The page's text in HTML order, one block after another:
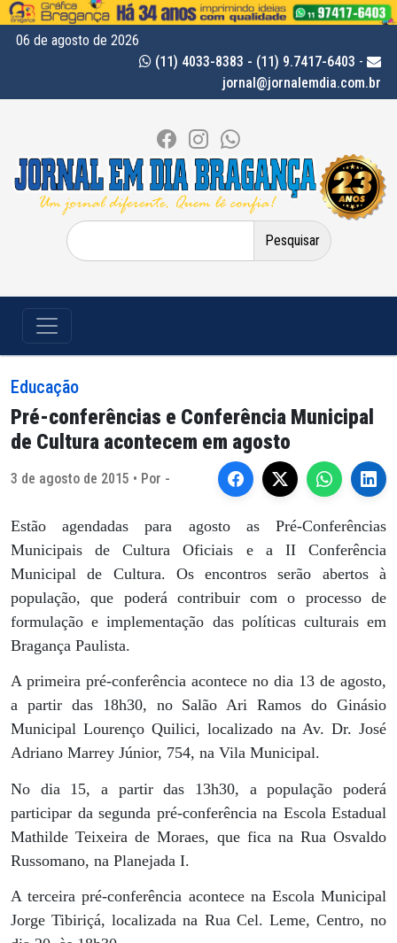
06 de agosto de 2026
(11) 4033-8383 - (11) 9.7417-6403 -
jornal@jornalemdia.com.br
Pesquisar
por:
Educação
Pré-conferências e Conferência Municipal
de Cultura acontecem em agosto
3 de agosto de 2015 • Por -
Estão agendadas para agosto as Pré-Conferências
Municipais de Cultura Oficiais e a II Conferência
Municipal de Cultura. Os encontros serão abertos à
população, que poderá contribuir com o processo de
formulação e implementação das políticas culturais em
Bragança Paulista.
A primeira pré-conferência acontece no dia 13 de agosto,
a partir das 18h30, no Salão Ari Ramos do Ginásio
Municipal Lourenço Quilici, localizado na Av. Dr. José
Adriano Marrey Júnior, 754, na Vila Municipal.
No dia 15, a partir das 13h30, a população poderá
participar da segunda pré-conferência na Escola Estadual
Mathilde Teixeira de Moraes, que fica na Rua Osvaldo
Russomano, na Planejada I.
A terceira pré-conferência acontece na Escola Municipal
Jorge Tibiriçá, localizada na Rua Cel. Leme, Centro, no